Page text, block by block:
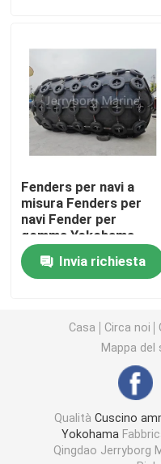
idro cuscino
Cuscino
Airbag di gomma
cuscino
Airbag di lancio della
Airbag di
Marine Navigation
Fenders per navi a
misura Fenders per
navi Fender per
gomma Yokohama
Tipo Fender
pneumaticoInvia richiesta
Casa Circa noi
Mappa del
Qualità Cuscino
Yokohama
Qingdao Jerryborg